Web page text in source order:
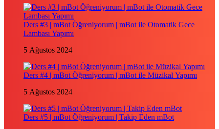
Ders #3 | mBot Öğreniyorum | mBot ile Otomatik Gece
Lambası Yapımı
5 Ağustos 2024
Ders #4 | mBot Öğreniyorum | mBot ile Müzikal Yapımı
5 Ağustos 2024
Ders #5 | mBot Öğreniyorum | Takip Eden mBot